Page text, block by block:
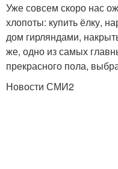
Уже совсем скоро нас
хлопоты: купить ёлку,
дом гирляндами,
же, одно из самых
прекрасного пола,
Новости СМИ2